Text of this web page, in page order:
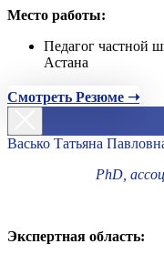
Место работы:
Педагог частной
Астана
Смотреть Резюме ➝
Васько Татьяна
PhD,
Экспертная область: